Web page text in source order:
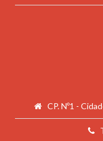
CP. Nº1 -